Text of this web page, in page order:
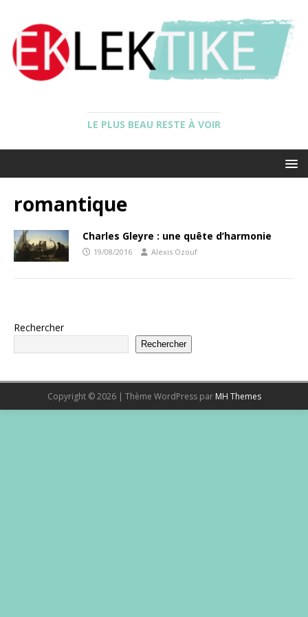
LE PLUS BEAU RESTE À VOIR
romantique
Charles Gleyre : une quête d’harmonie
19/08/2016 Alexis Ozouf
Rechercher
Rechercher
Copyright © 2026 | Thème WordPress par MH Themes